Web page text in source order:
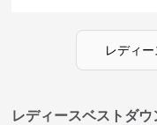
レディ
レディースベストダ